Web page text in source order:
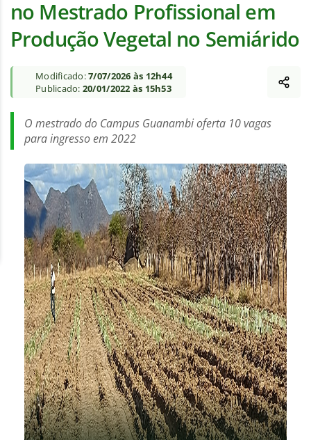
no Mestrado Profissional em
Produção Vegetal no Semiárido
Modificado:7/07/2026 às 12h44
Publicado: 20/01/2022 às 15h53
O mestrado do Campus Guanambi oferta 10 vagas
para ingresso em 2022